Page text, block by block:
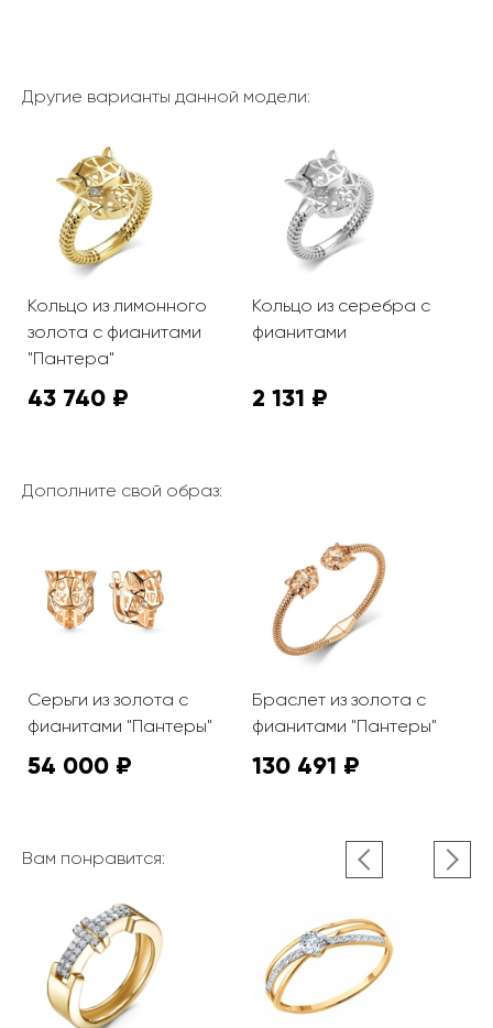
Другие варианты данной модели:
Кольцо из лимонного
золота с фианитами
"Пантера"
43 740 ₽
Кольцо из серебра с
фианитами
2 131 ₽
Дополните свой образ:
Серьги из золота с
фианитами "Пантеры"
54 000 ₽
Браслет из золота с
фианитами "Пантеры"
130 491 ₽
Вам понравится: